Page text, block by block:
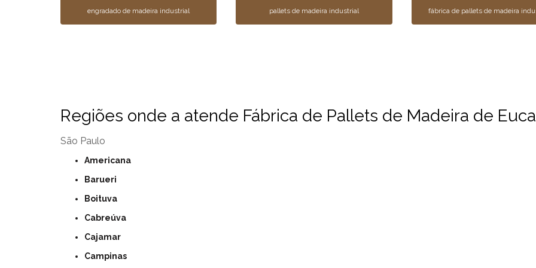
engradado de madeira industrial pallets de madeira industrial fábrica de pallets de madeira
Regiões onde a atende Fábrica de Pallets de Madeira de
São Paulo
Americana
Barueri
Boituva
Cabreúva
Cajamar
Campinas